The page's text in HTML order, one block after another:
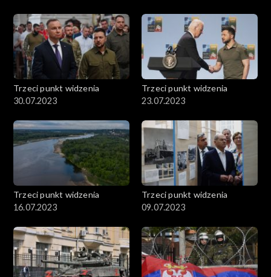
Trzeci punkt widzenia
30.07.2023
Trzeci punkt widzenia
23.07.2023
Trzeci punkt widzenia
16.07.2023
Trzeci punkt widzenia
09.07.2023